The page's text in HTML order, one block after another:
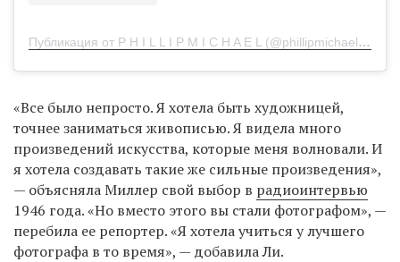
Публикация от P H I L L I P M I C H A E L (@phillipmichaelarts)
«Все было непросто. Я хотела быть художницей,
точнее заниматься живописью. Я видела много
произведений искусства, которые меня волновали. И
я хотела создавать такие же сильные произведения»,
— объясняла Миллер свой выбор в радиоинтервью
1946 года. «Но вместо этого вы стали фотографом», —
перебила ее репортер. «Я хотела учиться у лучшего
фотографа в то время», — добавила Ли.